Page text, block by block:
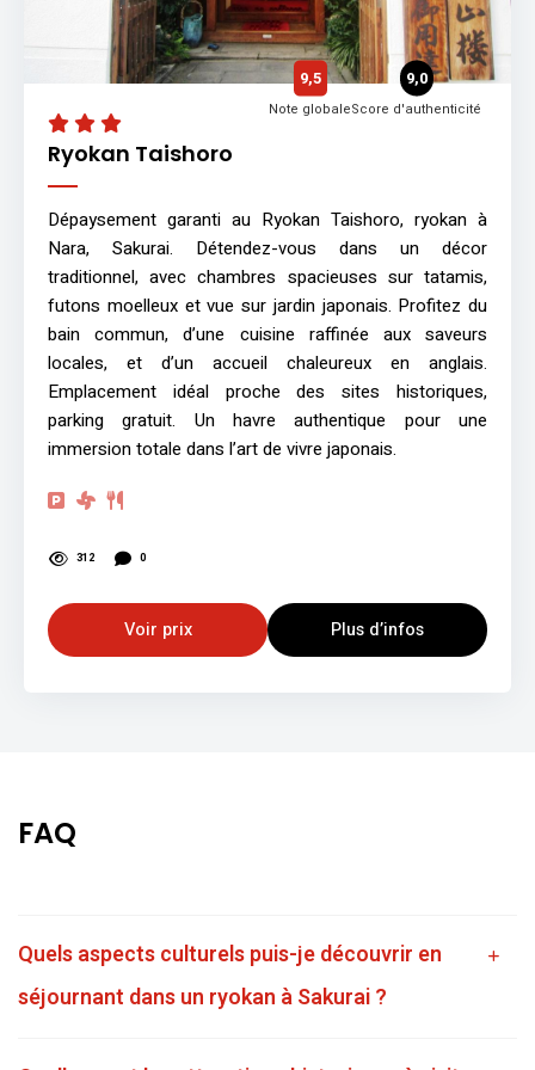
Ryokan Taishoro
9,5
Note globale
9,0
Score d'authenticité
Dépaysement garanti au Ryokan Taishoro, ryokan à
Nara, Sakurai. Détendez-vous dans un décor
traditionnel, avec chambres spacieuses sur tatamis,
futons moelleux et vue sur jardin japonais. Profitez du
bain commun, d’une cuisine raffinée aux saveurs
locales, et d’un accueil chaleureux en anglais.
Emplacement idéal proche des sites historiques,
parking gratuit. Un havre authentique pour une
immersion totale dans l’art de vivre japonais.
312 0
Voir prix Plus d’infos
FAQ
Quels aspects culturels puis-je découvrir en
séjournant dans un ryokan à Sakurai ?